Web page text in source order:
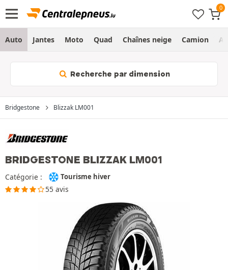
Auto Jantes Moto Quad Chaînes neige Camion
Recherche par dimension
Bridgestone Blizzak LM001
BRIDGESTONE BLIZZAK LM001
Catégorie : Tourisme hiver
55 avis